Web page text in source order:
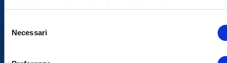
effettuato le vostre scelte. È possibile modificare o revocare
cookie o facendo clic sull'icona di attivazione della privacy.
Necessari